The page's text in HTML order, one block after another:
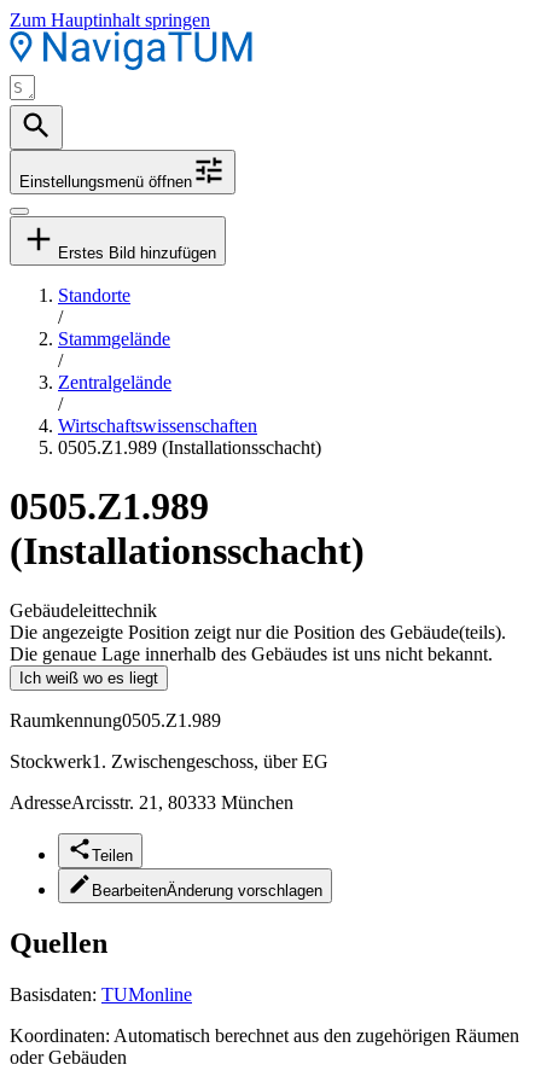
Zum Hauptinhalt springen
Einstellungsmenü öffnen
Erstes Bild hinzufügen
Standorte
/
Stammgelände
/
Zentralgelände
/
Wirtschaftswissenschaften
0505.Z1.989 (Installationsschacht)
0505.Z1.989
(Installationsschacht)
Gebäudeleittechnik
Die angezeigte Position zeigt nur die Position des Gebäude(teils).
Die genaue Lage innerhalb des Gebäudes ist uns nicht bekannt.
Ich weiß wo es liegt
Raumkennung0505.Z1.989
Stockwerk1. Zwischengeschoss, über EG
AdresseArcisstr. 21, 80333 München
Teilen
BearbeitenÄnderung vorschlagen
Quellen
Basisdaten: TUMonline
Koordinaten: Automatisch berechnet aus den zugehörigen Räumen
oder Gebäuden